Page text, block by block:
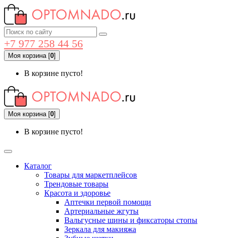
+7 977 258 44 56
Моя корзина[0]
В корзине пусто!
Моя корзина[0]
В корзине пусто!
Каталог
Товары для маркетплейсов
Трендовые товары
Красота и здоровье
Аптечки первой помощи
Артериальные жгуты
Вальгусные шины и фиксаторы стопы
Зеркала для макияжа